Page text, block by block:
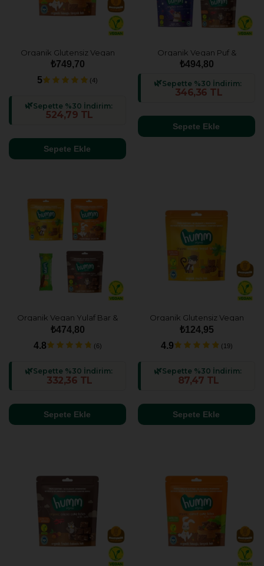
Organik Glutensiz Vegan
Havuçlu ve Tarçınlı Kek
Atıştırmalık Paketi - 6 adet
₺749,70
5
(4)
Sepette %30 İndirim:
524,79 TL
Sepete Ekle
Organik Vegan Puf &
Glutensiz Kek Atıştırmalık
₺494,80
Sepette %30 İndirim:
346,36 TL
Sepete Ekle
Organik Vegan Yulaf Bar &
Glutensiz Kek Atıştırmalık
Paketi - 4 adet (4 çeşit)
₺474,80
4.8
(6)
Sepette %30 İndirim:
332,36 TL
Sepete Ekle
Organik Glutensiz Vegan
Muzlu Kek - 30g
₺124,95
4.9
(19)
Sepette %30 İndirim:
87,47 TL
Sepete Ekle